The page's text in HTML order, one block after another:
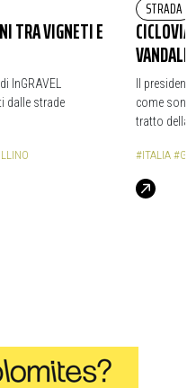
TRA VIGNETI E
InGRAVEL
dalle strade
STRADA
Il
come sono
tratto della
#ITALIA